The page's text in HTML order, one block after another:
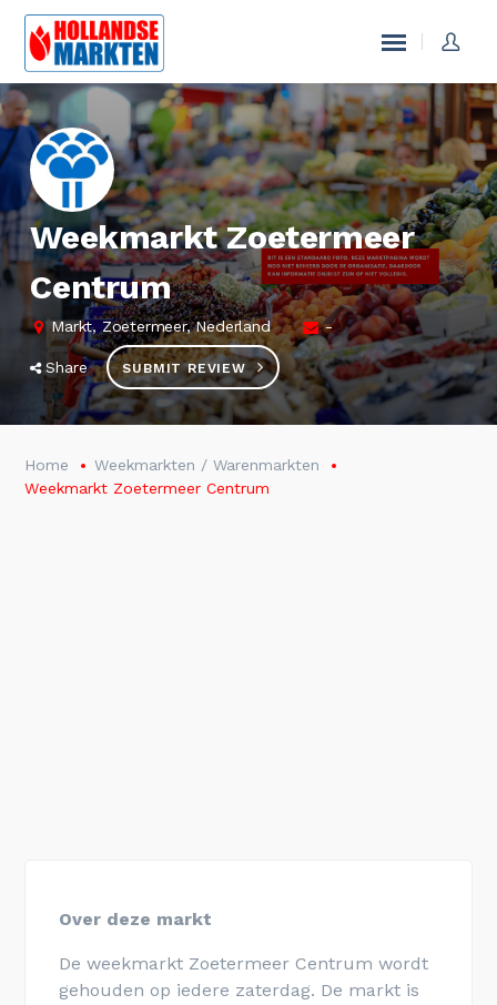
Weekmarkt Zoetermeer
Centrum
Markt, Zoetermeer, Nederland -
Share SUBMIT REVIEW
Home
Weekmarkten / Warenmarkten
Weekmarkt Zoetermeer Centrum
Over deze markt
De weekmarkt Zoetermeer Centrum wordt
gehouden op iedere zaterdag. De markt is